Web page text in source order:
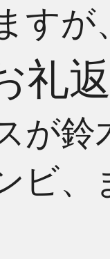
す
礼
が
ビ